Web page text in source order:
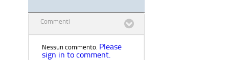
Commenti
Nessun commento. Please
sign in to comment.